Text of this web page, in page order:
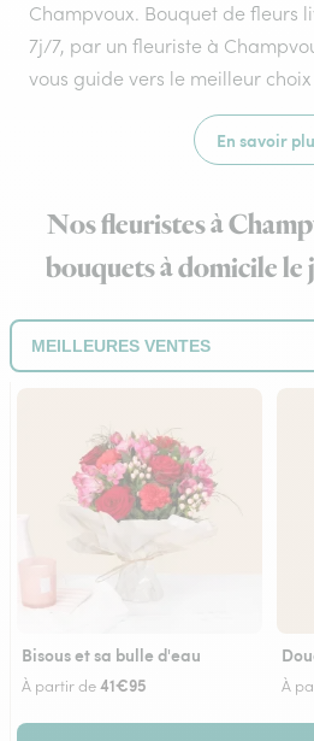
Champvoux. Bouquet de fleurs
7j/7, par un fleuriste à
vous guide vers le meilleur
En savoir
Nos fleuristes à
bouquets à domicile
Bisous et sa bulle d'eau
À partir de41€95 À